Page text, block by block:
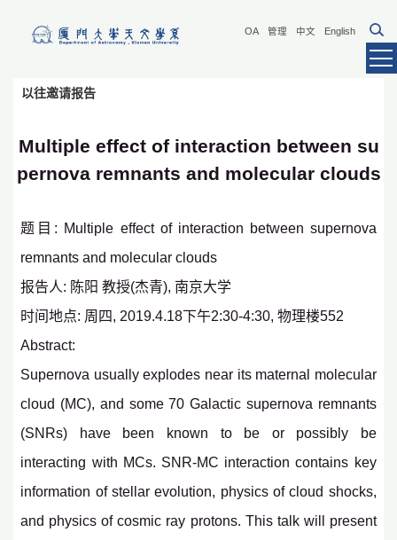
OA 管理 中文 English
以往邀请报告
Multiple effect of interaction between su
pernova remnants and molecular clouds
题目: Multiple effect of interaction between supernova
remnants and molecular clouds
报告人: 陈阳 教授(杰青), 南京大学
时间地点: 周四, 2019.4.18下午2:30-4:30, 物理楼552
Abstract:
Supernova usually explodes near its maternal molecular
cloud (MC), and some 70 Galactic supernova remnants
(SNRs) have been known to be or possibly be
interacting with MCs. SNR-MC interaction contains key
information of stellar evolution, physics of cloud shocks,
and physics of cosmic ray protons. This talk will present